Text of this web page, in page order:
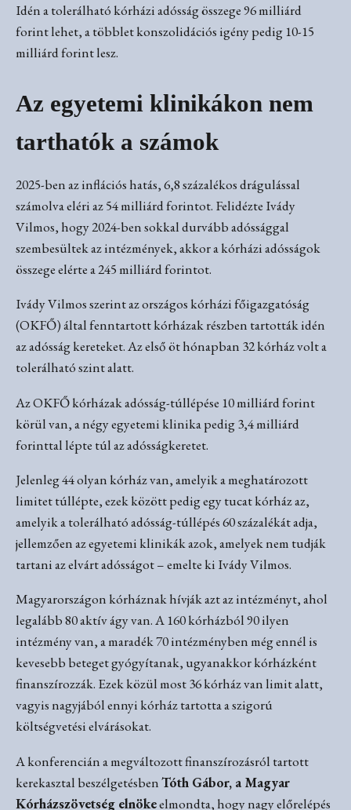
Idén a tolerálható kórházi adósság összege 96 milliárd
forint lehet, a többlet konszolidációs igény pedig 10-15
milliárd forint lesz.
Az egyetemi klinikákon nem
tarthatók a számok
2025-ben az inflációs hatás, 6,8 százalékos drágulással
számolva eléri az 54 milliárd forintot. Felidézte Ivády
Vilmos, hogy 2024-ben sokkal durvább adóssággal
szembesültek az intézmények, akkor a kórházi adósságok
összege elérte a 245 milliárd forintot.
Ivády Vilmos szerint az országos kórházi főigazgatóság
(OKFŐ) által fenntartott kórházak részben tartották idén
az adósság kereteket. Az első öt hónapban 32 kórház volt a
tolerálható szint alatt.
Az OKFŐ kórházak adósság-túllépése 10 milliárd forint
körül van, a négy egyetemi klinika pedig 3,4 milliárd
forinttal lépte túl az adósságkeretet.
Jelenleg 44 olyan kórház van, amelyik a meghatározott
limitet túllépte, ezek között pedig egy tucat kórház az,
amelyik a tolerálható adósság-túllépés 60 százalékát adja,
jellemzően az egyetemi klinikák azok, amelyek nem tudják
tartani az elvárt adósságot – emelte ki Ivády Vilmos.
Magyarországon kórháznak hívják azt az intézményt, ahol
legalább 80 aktív ágy van. A 160 kórházból 90 ilyen
intézmény van, a maradék 70 intézményben még ennél is
kevesebb beteget gyógyítanak, ugyanakkor kórházként
finanszírozzák. Ezek közül most 36 kórház van limit alatt,
vagyis nagyjából ennyi kórház tartotta a szigorú
költségvetési elvárásokat.
A konferencián a megváltozott finanszírozásról tartott
kerekasztal beszélgetésbenTóth Gábor, a Magyar
Kórházszövetség elnökeelmondta, hogy nagy előrelépés